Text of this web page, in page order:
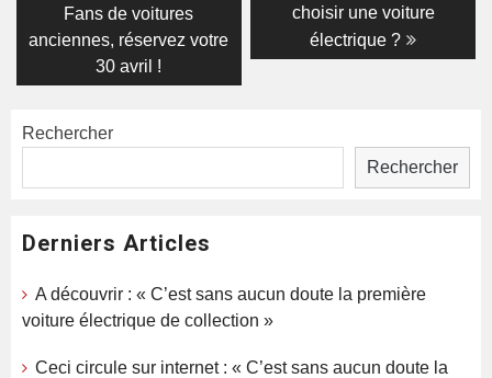
l’article
post:
Fans de voitures
anciennes, réservez votre
30 avril !
post:choisir une voiture
électrique ?
Rechercher
Rechercher
Derniers Articles
A découvrir : « C’est sans aucun doute la première
voiture électrique de collection »
Ceci circule sur internet : « C’est sans aucun doute la